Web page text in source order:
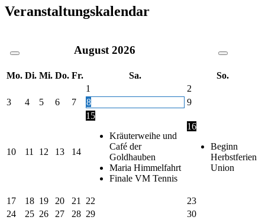
Veranstaltungskalendar
August 2026
Mo. Di. Mi. Do. Fr. Sa.
So.
1
2
3
4 5 6 7 8 9
10 11 12 13 14
15
Kräuterweihe und
Café der
Goldhauben
Maria Himmelfahrt
Finale VM Tennis
16
Beginn
Herbstferien
Union
17 18 19 20 21 22
23
24
25 26 27 28 29
30